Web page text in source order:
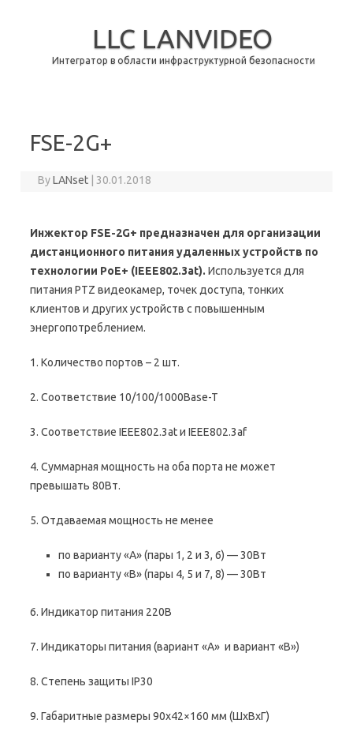
LLC LANVIDEO
Интегратор в области инфраструктурной безопасности
FSE-2G+
ByLANset 30.01.2018
Инжектор FSE-2G+ предназначен для организации
дистанционного питания удаленных устройств по
технологии PoE+ (IEEE802.3at). Используется для
питания PTZ видеокамер, точек доступа, тонких
клиентов и других устройств с повышенным
энергопотреблением.
1. Количество портов – 2 шт.
2. Соответствие 10/100/1000Base-T
3. Соответствие IEEE802.3at и IEEE802.3af
4. Суммарная мощность на оба порта не может
превышать 80Вт.
5. Отдаваемая мощность не менее
по варианту «А» (пары 1, 2 и 3, 6) — 30Вт
по варианту «В» (пары 4, 5 и 7, 8) — 30Вт
6. Индикатор питания 220В
7. Индикаторы питания (вариант «А» и вариант «В»)
8. Степень защиты IP30
9. Габаритные размеры 90х42×160 мм (ШхВхГ)